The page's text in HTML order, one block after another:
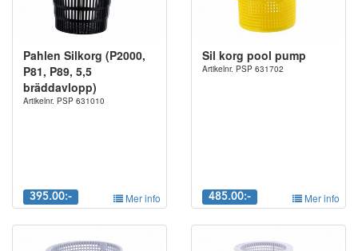
Pahlen Silkorg (P2000,
P81, P89, 5,5
bräddavlopp)
Artikelnr. PSP 631010
395.00:- Mer info
Sil korg pool pump
Artikelnr. PSP 631702
485.00:- Mer info